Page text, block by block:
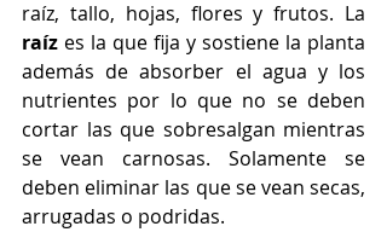
raíz es la que fija y sostiene la planta
además de absorber el agua y los
nutrientes por lo que no se deben
cortar las que sobresalgan mientras
se vean carnosas. Solamente se
deben eliminar las que se vean secas,
arrugadas o podridas.